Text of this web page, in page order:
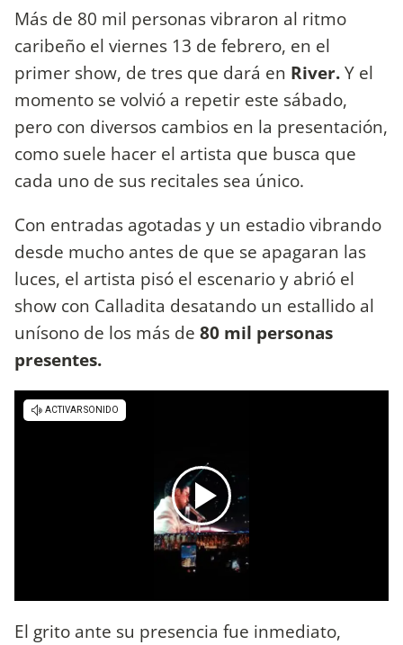
Más de 80 mil personas vibraron al ritmo
caribeño el viernes 13 de febrero, en el
primer show, de tres que dará en River.Y el
momento se volvió a repetir este sábado,
pero con diversos cambios en la presentación,
como suele hacer el artista que busca que
cada uno de sus recitales sea único.
Con entradas agotadas y un estadio vibrando
desde mucho antes de que se apagaran las
luces, el artista pisó el escenario y abrió el
show con Calladita desatando un estallido al
unísono de los más de 80 mil personas
presentes.
El grito ante su presencia fue inmediato,